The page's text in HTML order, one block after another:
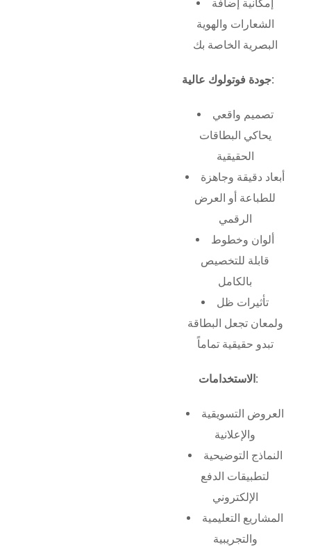
إمكانية إضافة
الشعارات والهوية
البصرية الخاصة بك
جودة فوتولوك عالية:
تصميم واقعي
يحاكي البطاقات
الحقيقية
أبعاد دقيقة وجاهزة
للطباعة أو العرض
الرقمي
ألوان وخطوط
قابلة للتخصيص
بالكامل
تأثيرات ظل
ولمعان تجعل البطاقة
تبدو حقيقية تماماً
الاستخدامات:
العروض التسويقية
والإعلانية
النماذج التوضيحية
لتطبيقات الدفع
الإلكتروني
المشاريع التعليمية
والتجريبية